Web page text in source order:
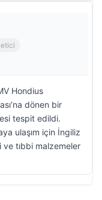
Hondius
dönen bir
tespit edildi.
ulaşım için İngiliz
tıbbi malzemeler